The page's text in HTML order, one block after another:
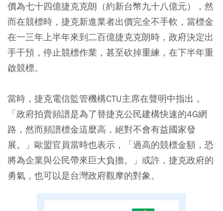
價為七十四億捷克克朗（約新台幣九十八億元），然
而在競標時，捷克新進業者出價完全不手軟，當標金
在一三年上半年來到二百億捷克克朗時，政府決定出
手干預，停止競標作業，甚至砍掉重練，在下半年重
啟競標。
當時，捷克電信監管機構CTU主席在聲明中指出，
「政府拍賣頻譜是為了替捷克公民建構快速的4G網
路，然而頻譜標金這麼高，絕對不會有益國家發
展。」歐盟官員當時也表示，「過高的競標金額，恐
將為企業與公民帶來巨大負擔。」或許，捷克政府的
勇氣，也可以是台灣政府觀摩的對象。